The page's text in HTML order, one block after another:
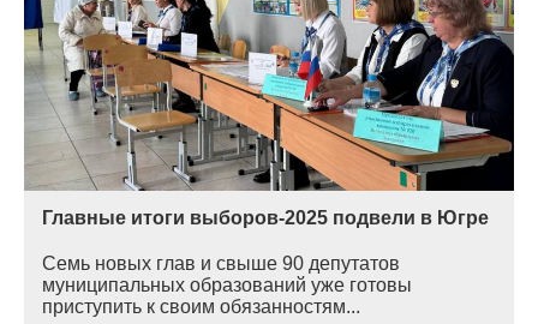
Главные итоги выборов-2025 подвели в Югре
Семь новых глав и свыше 90 депутатов
муниципальных образований уже готовы
приступить к своим обязанностям...